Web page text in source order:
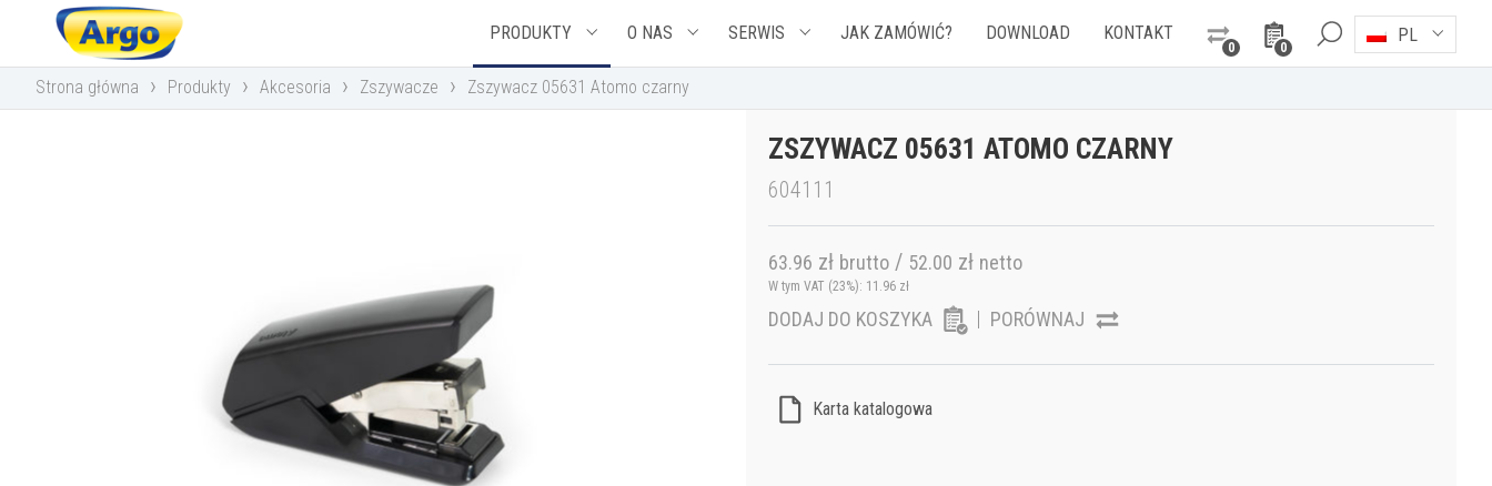
0
0
PL
PRODUKTY O NAS SERWIS JAK ZAMÓWIĆ? DOWNLOAD KONTAKT
Strona główna › Produkty › Akcesoria › Zszywacze › Zszywacz 05631 Atomo czarny
ZSZYWACZ 05631 ATOMO CZARNY
604111
63.96 zł brutto / 52.00 zł netto
W tym VAT (23%): 11.96 zł
DODAJ DO KOSZYKA PORÓWNAJ
Karta katalogowa